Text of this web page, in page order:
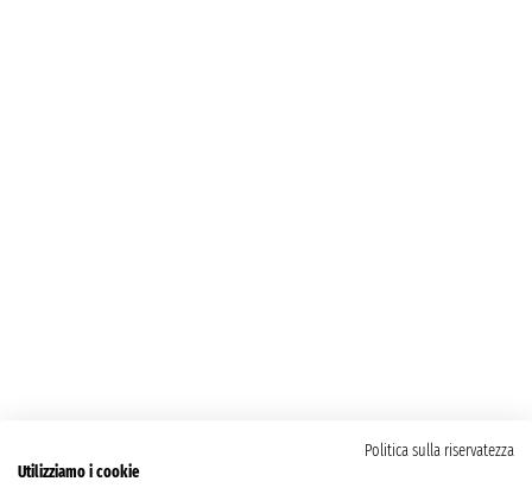
Politica sulla riservatezza
Utilizziamo i cookie